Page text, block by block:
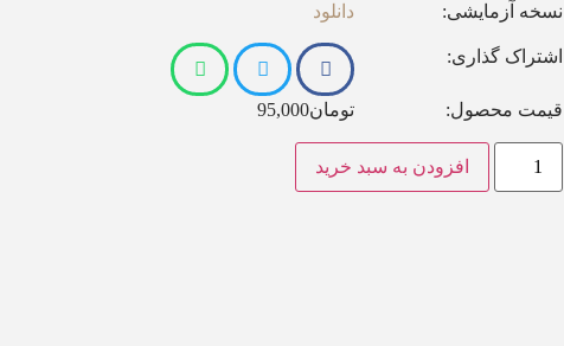
نسخه آزمایشی:
دانلود
اشتراک گذاری:
قیمت محصول: تومان95,000
افزودن به سبد خرید